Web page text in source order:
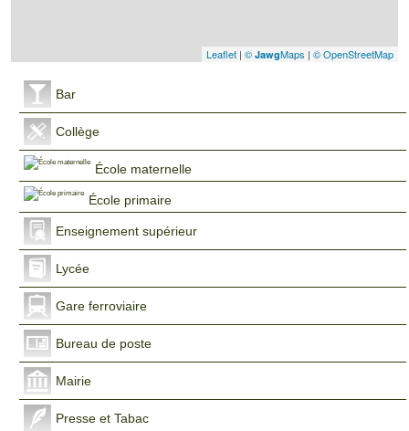
Leaflet | © JawgMaps | © OpenStreetMap
Bar
Collège
École maternelle
École primaire
Enseignement supérieur
Lycée
Gare ferroviaire
Bureau de poste
Mairie
Presse et Tabac